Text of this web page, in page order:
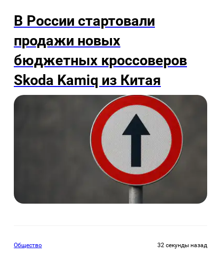
В России стартовали
продажи новых
бюджетных кроссоверов
Skoda Kamiq из Китая
Общество 32 секунды назад